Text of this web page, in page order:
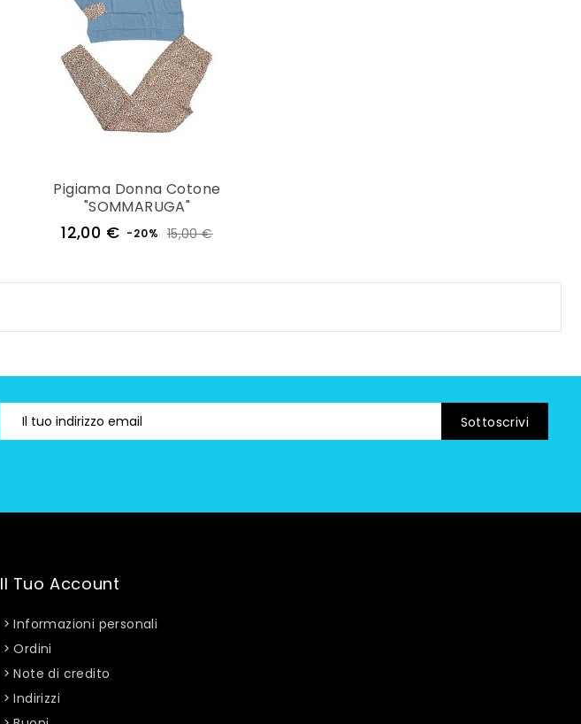
Pigiama Donna Cotone
"SOMMARUGA"
12,00 € Prezzo
-20% 15,00 €Prezzo
Il Tuo Account
Informazioni personali
Ordini
Note di credito
Indirizzi